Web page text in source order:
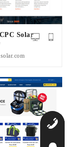
Solar